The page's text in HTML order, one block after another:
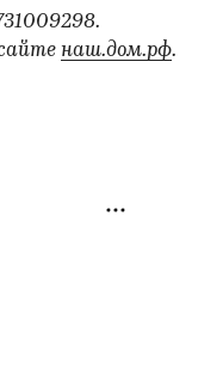
наш.дом.рф.